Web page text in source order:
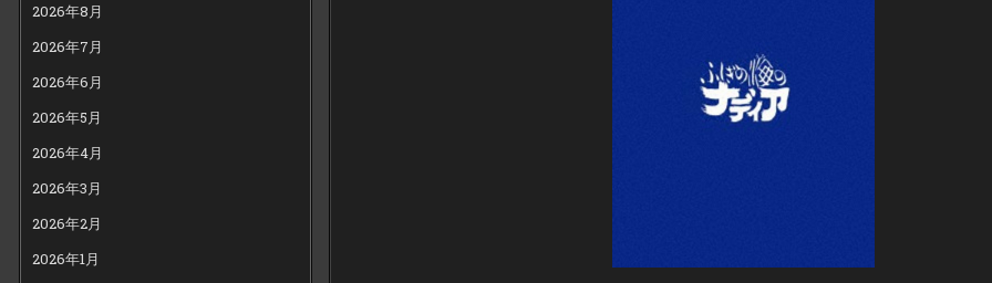
2026年8月
2026年7月
2026年6月
2026年5月
2026年4月
2026年3月
2026年2月
2026年1月